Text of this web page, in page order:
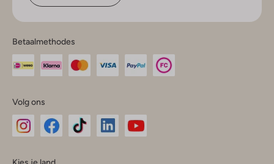
Betaalmethodes
Volg ons